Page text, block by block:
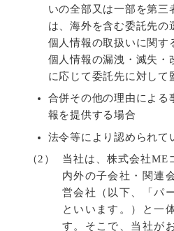
いの全部又は一部を第三
は、海外を含む委託先の
個人情報の取扱いに関す
個人情報の漏洩・滅失・
に応じて委託先に対して
合併その他の理由による
報を提供する場合
法令等により認められて
（2）
当社は、株式会社ME
内外の子会社・関連
営会社（以下、「パ
といいます。）と一
す。そこで、当社が